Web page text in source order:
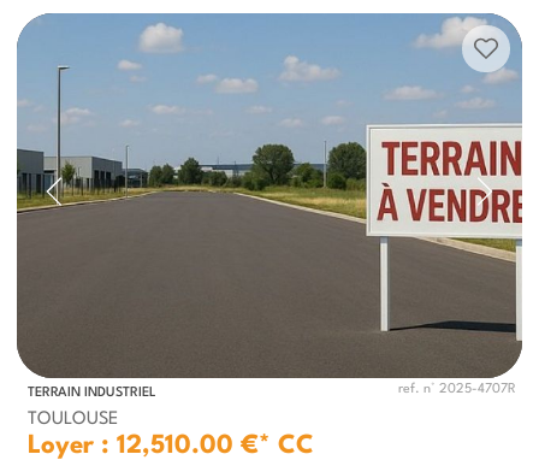
TERRAIN INDUSTRIEL ref. n° 2025-4707R
TOULOUSE
Loyer : 12,510.00 €* CC